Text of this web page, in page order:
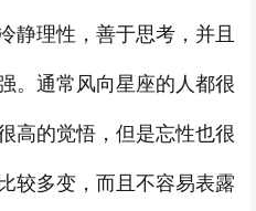
静理性，善于思考，并且
。通常风向星座的人都很
高的觉悟，但是忘性也很
较多变，而且不容易表露